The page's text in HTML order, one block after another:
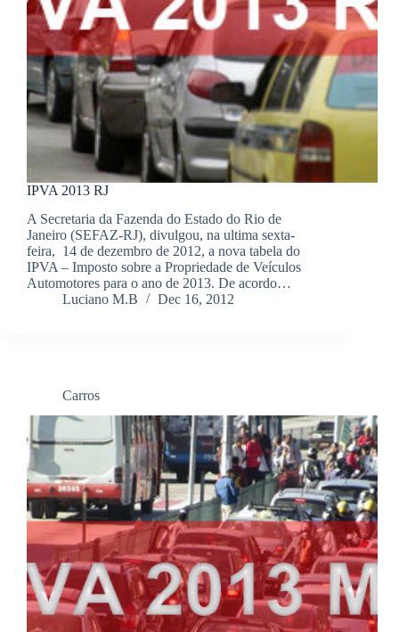
IPVA 2013 RJ
A Secretaria da Fazenda do Estado do Rio de
Janeiro (SEFAZ-RJ), divulgou, na ultima sexta-
feira, 14 de dezembro de 2012, a nova tabela do
IPVA – Imposto sobre a Propriedade de Veículos
Automotores para o ano de 2013. De acordo…
Luciano M.B
Dec 16, 2012
Carros